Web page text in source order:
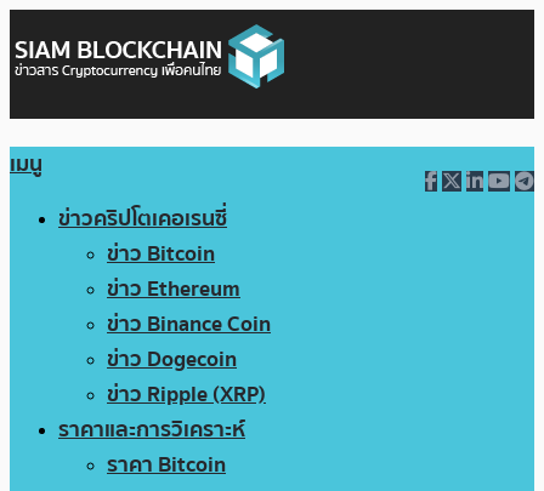
เมนู
ข่าวคริปโตเคอเรนซี่
ข่าว Bitcoin
ข่าว Ethereum
ข่าว Binance Coin
ข่าว Dogecoin
ข่าว Ripple (XRP)
ราคาและการวิเคราะห์
ราคา Bitcoin